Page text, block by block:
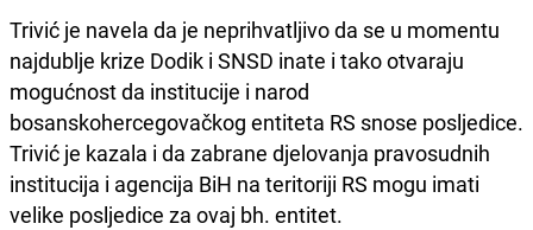
Trivić je navela da je neprihvatljivo da se u momentu
najdublje krize Dodik i SNSD inate i tako otvaraju
mogućnost da institucije i narod
bosanskohercegovačkog entiteta RS snose posljedice.
Trivić je kazala i da zabrane djelovanja pravosudnih
institucija i agencija BiH na teritoriji RS mogu imati
velike posljedice za ovaj bh. entitet.